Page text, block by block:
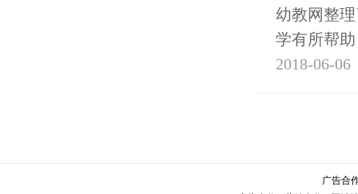
幼教网整
学有所帮
2018-06-06
广告合